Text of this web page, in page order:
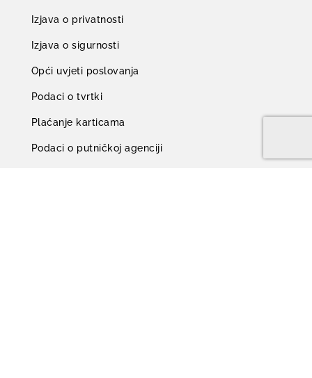
Izjava o privatnosti
Izjava o sigurnosti
Opći uvjeti poslovanja
Podaci o tvrtki
Plaćanje karticama
Podaci o putničkoj agenciji